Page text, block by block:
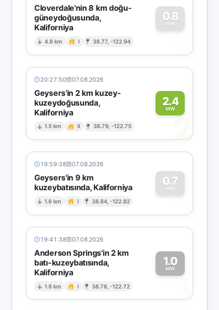
Cloverdale'nin 8 km doğu-
güneydoğusunda,
Kaliforniya
4.8 km I 38.77, -122.94
0.8
MW
0
20:27:50 07.08.2026
Geysers'in 2 km kuzey-
kuzeydoğusunda,
Kaliforniya
1.5 km II 38.79, -122.75
2.4
MW
2
19:59:38 07.08.2026
Geysers'in 9 km
kuzeybatısında, Kaliforniya
1.6 km I 38.84, -122.82
0.7
MW
0
19:41:38 07.08.2026
Anderson Springs'in 2 km
batı-kuzeybatısında,
Kaliforniya
1.8 km I 38.78, -122.72
1.0
MW
1